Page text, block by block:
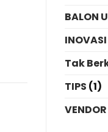
BALON
Tak
TIPS (1)